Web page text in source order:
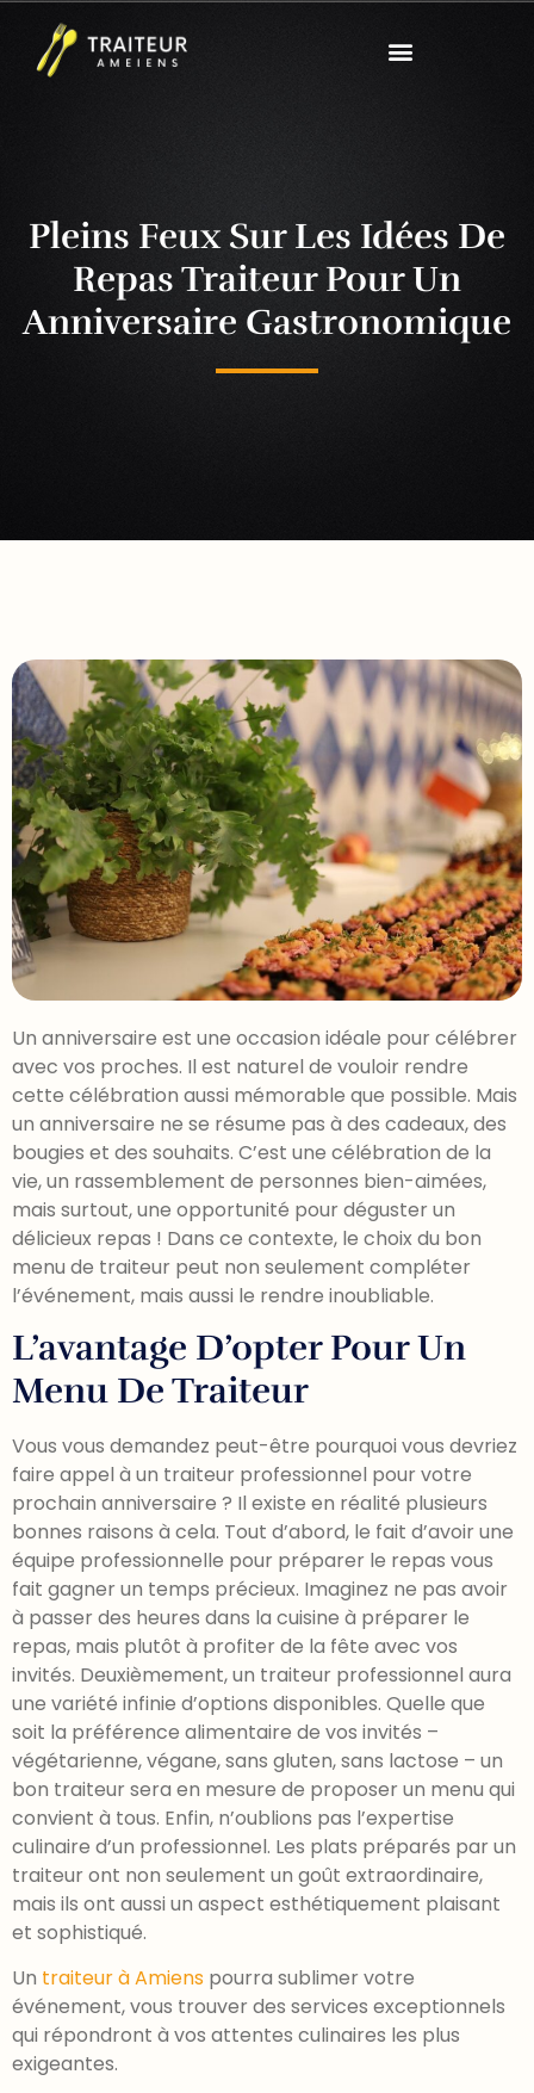
Pleins Feux Sur Les Idées De
Repas Traiteur Pour Un
Anniversaire Gastronomique
Un anniversaire est une occasion idéale pour célébrer
avec vos proches. Il est naturel de vouloir rendre
cette célébration aussi mémorable que possible. Mais
un anniversaire ne se résume pas à des cadeaux, des
bougies et des souhaits. C’est une célébration de la
vie, un rassemblement de personnes bien-aimées,
mais surtout, une opportunité pour déguster un
délicieux repas ! Dans ce contexte, le choix du bon
menu de traiteur peut non seulement compléter
l’événement, mais aussi le rendre inoubliable.
L’avantage D’opter Pour Un
Menu De Traiteur
Vous vous demandez peut-être pourquoi vous devriez
faire appel à un traiteur professionnel pour votre
prochain anniversaire ? Il existe en réalité plusieurs
bonnes raisons à cela. Tout d’abord, le fait d’avoir une
équipe professionnelle pour préparer le repas vous
fait gagner un temps précieux. Imaginez ne pas avoir
à passer des heures dans la cuisine à préparer le
repas, mais plutôt à profiter de la fête avec vos
invités. Deuxièmement, un traiteur professionnel aura
une variété infinie d’options disponibles. Quelle que
soit la préférence alimentaire de vos invités –
végétarienne, végane, sans gluten, sans lactose – un
bon traiteur sera en mesure de proposer un menu qui
convient à tous. Enfin, n’oublions pas l’expertise
culinaire d’un professionnel. Les plats préparés par un
traiteur ont non seulement un goût extraordinaire,
mais ils ont aussi un aspect esthétiquement plaisant
et sophistiqué.
Un traiteur à Amiens pourra sublimer votre
événement, vous trouver des services exceptionnels
qui répondront à vos attentes culinaires les plus
exigeantes.